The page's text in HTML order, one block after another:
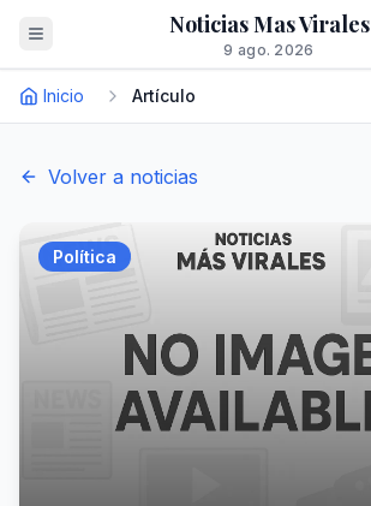
Noticias Mas Virales
9 ago. 2026
Inicio Artículo
Volver a noticias
Política